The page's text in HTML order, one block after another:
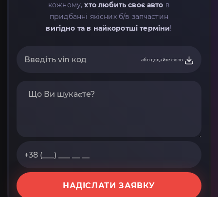
кожному,хто любить своє авто в
придбанні якісних б/в запчастин
вигідно та в найкоротші терміни!
або додайте фото
НАДІСЛАТИ ЗАЯВКУ